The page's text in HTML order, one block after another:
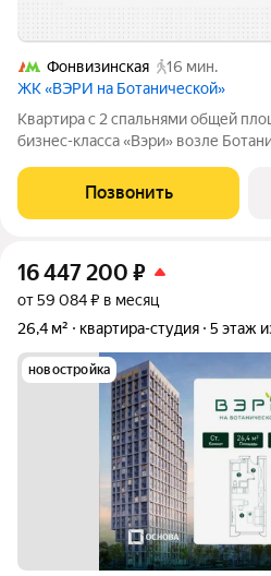
Фонвизинская
16 мин.
ЖК «ВЭРИ на Ботанической»
Квартира с 2 спальнями общей
бизнес-класса «Вэри» возле
спланировать кухню-гостиную, 2
прихожую. Из панорамных окон
Позвонить
16 447 200 ₽
от 59 084 ₽ в месяц
26,4 м²
квартира-студия 5 этаж
новостройка